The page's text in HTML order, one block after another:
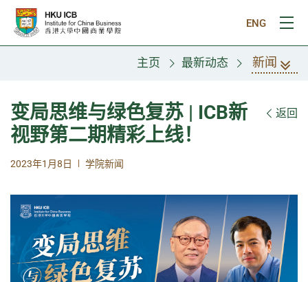
跳往主要内容
ENG
打
主页 最新动态 新闻
变局思维与绿色复苏 | ICB新
视野第二期精彩上线！
返回
2023年1月8日 | 学院新闻